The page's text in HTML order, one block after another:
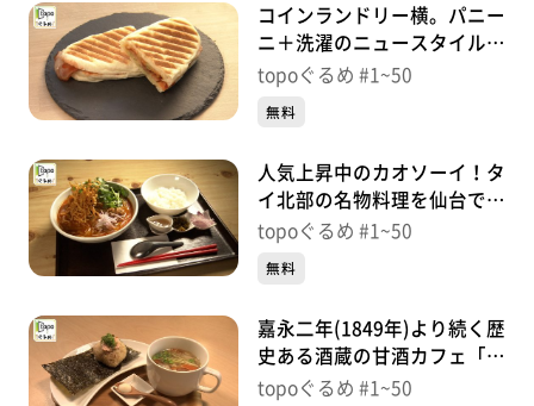
コインランドリー横。パニー
ニ＋洗濯のニュースタイル！
「PaniCraft」（若林区荒
topoぐるめ #1~50
無料
人気上昇中のカオソーイ！タ
イ北部の名物料理を仙台で
「カオソイ食堂」（若林区荒
topoぐるめ #1~50
無料
嘉永二年(1849年)より続く歴
史ある酒蔵の甘酒カフェ「森
民茶房」（若林区荒町）＃
topoぐるめ #1~50